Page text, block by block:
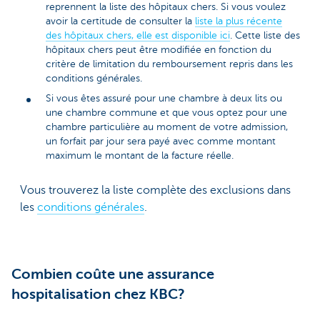
reprennent la liste des hôpitaux chers. Si vous voulez
avoir la certitude de consulter la liste la plus récente
des hôpitaux chers, elle est disponible ici . Cette liste des
hôpitaux chers peut être modifiée en fonction du
critère de limitation du remboursement repris dans les
conditions générales.
Si vous êtes assuré pour une chambre à deux lits ou
une chambre commune et que vous optez pour une
chambre particulière au moment de votre admission,
un forfait par jour sera payé avec comme montant
maximum le montant de la facture réelle.
Vous trouverez la liste complète des exclusions dans
les conditions générales.
Combien coûte une assurance
hospitalisation chez KBC?